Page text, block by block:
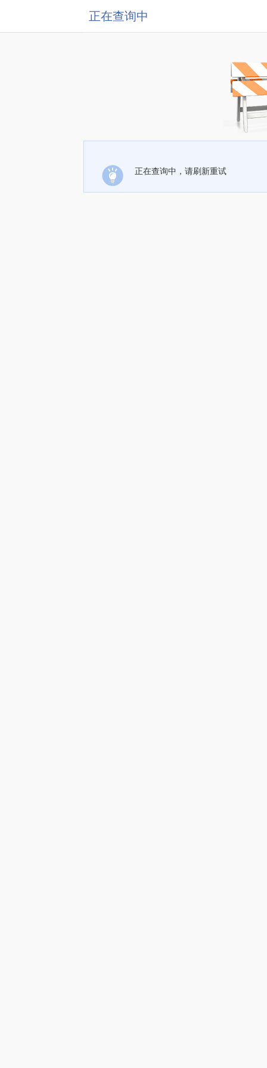
正在查询中
正在查询中，请刷新重试